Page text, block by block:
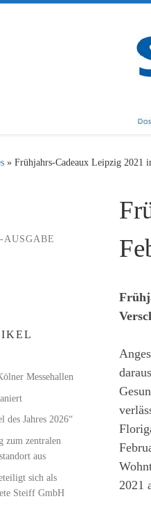
» Frühjahrs-Cadeaux Leipzig 2021
2021
Messehallen
des Jahres 2026“
zum zentralen
aus
sich als
Steiff GmbH